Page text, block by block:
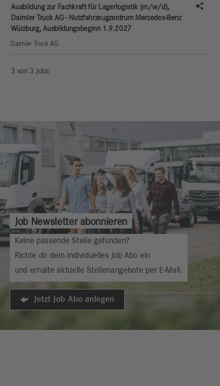
Ausbildung zur Fachkraft für Lagerlogistik (m/w/d),
Daimler Truck AG - Nutzfahrzeugzentrum Mercedes-Benz
Würzburg, Ausbildungsbeginn 1.9.2027
Daimler Truck AG
3 von 3 Jobs
Job Newsletter abonnieren
Keine passende Stelle gefunden?
Richte dir dein individuelles Job Abo ein
und erhalte aktuelle Stellenangebote per E-Mail.
Jetzt Job Abo anlegen